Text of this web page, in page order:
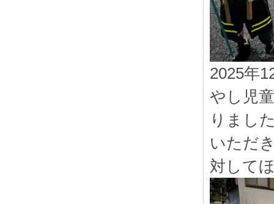
2025年
やし児
りまし
いただ
対して